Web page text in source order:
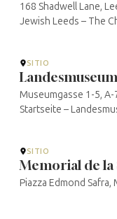
168 Shadwell Lane,
Jewish Leeds – The
SITIO
Museumgasse 1-5,
Startseite –
SITIO
Memorial de la
Piazza Edmond